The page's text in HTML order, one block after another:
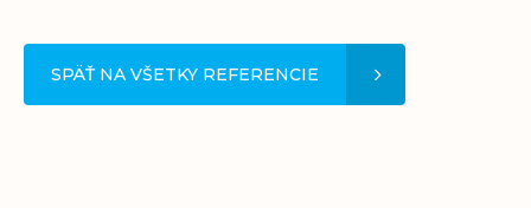
SPÄŤ NA VŠETKY REFERENCIE